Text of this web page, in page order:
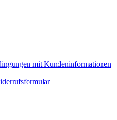
mit Kundeninformationen